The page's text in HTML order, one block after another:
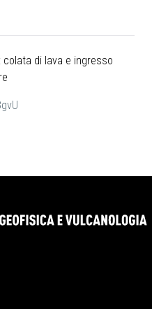
di lava e ingresso